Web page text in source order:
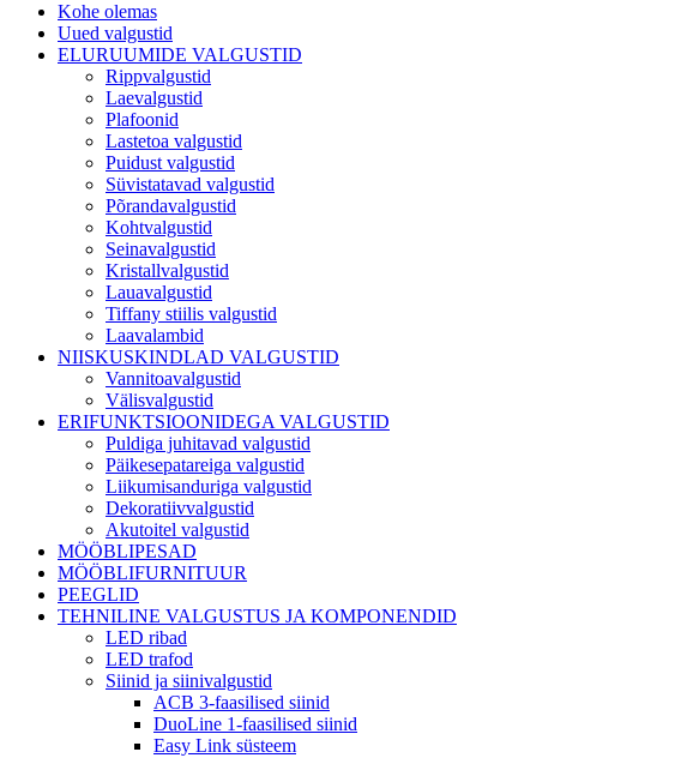
Kohe olemas
Uued valgustid
ELURUUMIDE VALGUSTID
Rippvalgustid
Laevalgustid
Plafoonid
Lastetoa valgustid
Puidust valgustid
Süvistatavad valgustid
Põrandavalgustid
Kohtvalgustid
Seinavalgustid
Kristallvalgustid
Lauavalgustid
Tiffany stiilis valgustid
Laavalambid
NIISKUSKINDLAD VALGUSTID
Vannitoavalgustid
Välisvalgustid
ERIFUNKTSIOONIDEGA VALGUSTID
Puldiga juhitavad valgustid
Päikesepatareiga valgustid
Liikumisanduriga valgustid
Dekoratiivvalgustid
Akutoitel valgustid
MÖÖBLIPESAD
MÖÖBLIFURNITUUR
PEEGLID
TEHNILINE VALGUSTUS JA KOMPONENDID
LED ribad
LED trafod
Siinid ja siinivalgustid
ACB 3-faasilised siinid
DuoLine 1-faasilised siinid
Easy Link süsteem